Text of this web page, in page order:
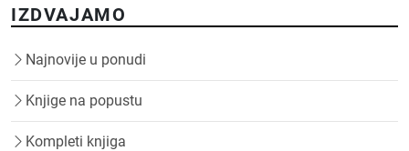
IZDVAJAMO
Najnovije u ponudi
Knjige na popustu
Kompleti knjiga